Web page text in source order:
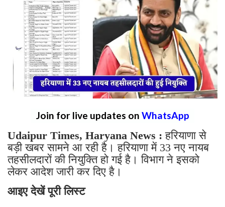
Join for live updates on WhatsApp
Udaipur Times, Haryana News : हरियाणा से
बड़ी खबर सामने आ रही है। हरियाणा में 33 नए नायब
तहसीलदारों की नियुक्ति हो गई है। विभाग ने इसको
लेकर आदेश जारी कर दिए है।
आइए देखें पूरी लिस्ट